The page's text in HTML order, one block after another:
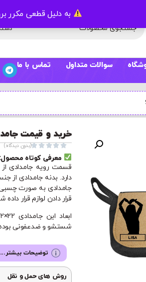
به دلیل قطعی مکرر
سوالات متداول تماس با ما
خرید و قیمت




(بدون دیدگاه)
معرفی کوتاه محصول:
قسمت رویه جامدادی
دارد. بدنه جامدادی
جامدادی به صورت
قرار دادن لوازم قرار داده
شستشو و ضدعفونی
توضیحات بیشتر...
روش های حمل و نقل